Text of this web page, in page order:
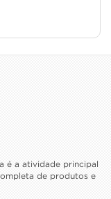
é a atividade principal
de produtos e